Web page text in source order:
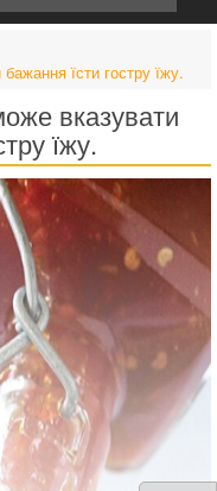
їсти гостру їжу.
вказувати
їжу.